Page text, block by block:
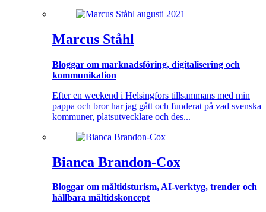
Marcus Ståhl
Bloggar om marknadsföring, digitalisering och
kommunikation
Efter en weekend i Helsingfors tillsammans med min
pappa och bror har jag gått och funderat på vad svenska
kommuner, platsutvecklare och des...
Bianca Brandon-Cox
Bloggar om måltidsturism, AI-verktyg, trender och
hållbara måltidskoncept